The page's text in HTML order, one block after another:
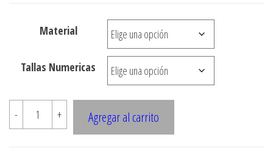
precios:
desde
$3.290
$10.900
Material
Tallas Numericas
-
5619
?
+ Agregar al carrito